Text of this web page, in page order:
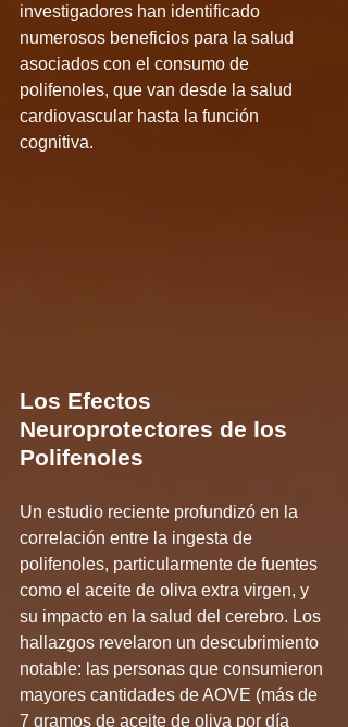
investigadores han identificado
numerosos beneficios para la salud
asociados con el consumo de
polifenoles, que van desde la salud
cardiovascular hasta la función
cognitiva.
Los Efectos
Neuroprotectores de los
Polifenoles
Un estudio reciente profundizó en la
correlación entre la ingesta de
polifenoles, particularmente de fuentes
como el aceite de oliva extra virgen, y
su impacto en la salud del cerebro. Los
hallazgos revelaron un descubrimiento
notable: las personas que consumieron
mayores cantidades de AOVE (más de
7 gramos de aceite de oliva por día